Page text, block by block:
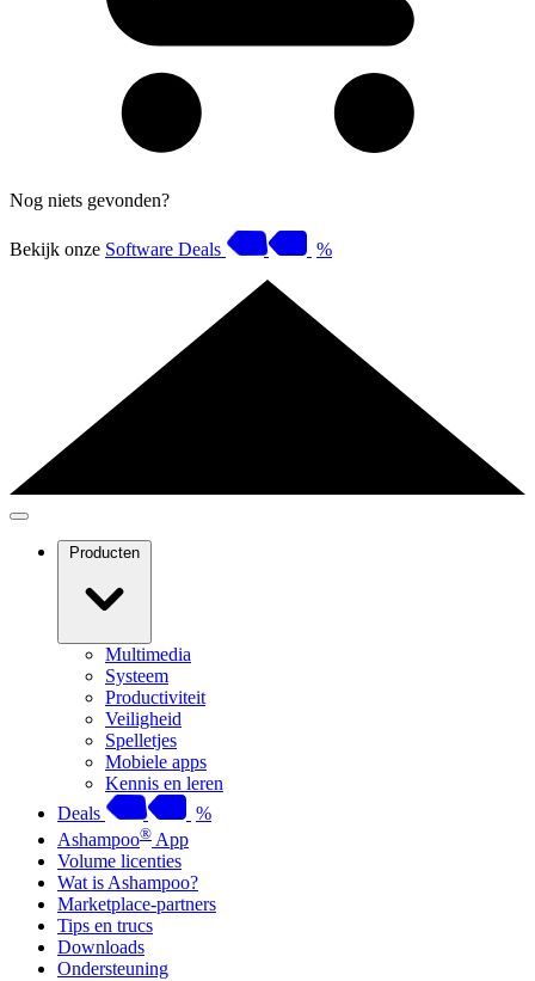
Nog niets gevonden?
Bekijk onze Software Deals %
Producten
Multimedia
Systeem
Productiviteit
Veiligheid
Spelletjes
Mobiele apps
Kennis en leren
Deals
%
Ashampoo® App
Volume licenties
Wat is Ashampoo?
Marketplace-partners
Tips en trucs
Downloads
Ondersteuning